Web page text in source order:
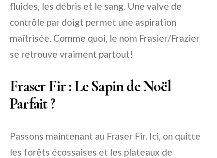
fluides, les débris et le sang. Une valve de
contrôle par doigt permet une aspiration
maîtrisée. Comme quoi, le nom Frasier/Frazier
se retrouve vraiment partout!
Fraser Fir : Le Sapin de Noël
Parfait ?
Passons maintenant au Fraser Fir. Ici, on quitte
les forêts écossaises et les plateaux de